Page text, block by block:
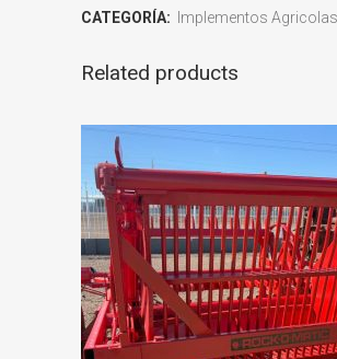
CATEGORÍA:
Implementos Agricolas
Related products